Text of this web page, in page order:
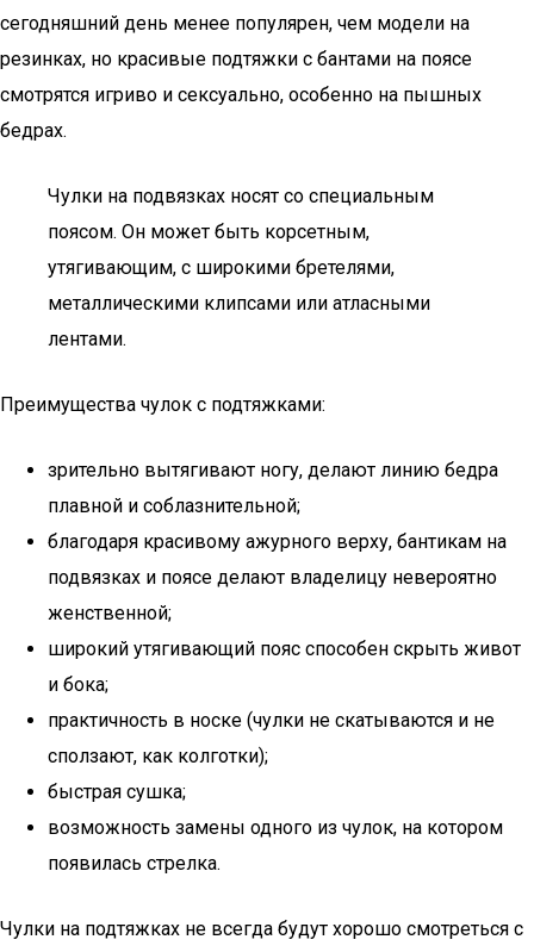
сегодняшний день менее популярен, чем модели на
резинках, но красивые подтяжки с бантами на поясе
смотрятся игриво и сексуально, особенно на пышных
бедрах.
Чулки на подвязках носят со специальным
поясом. Он может быть корсетным,
утягивающим, с широкими бретелями,
металлическими клипсами или атласными
лентами.
Преимущества чулок с подтяжками:
зрительно вытягивают ногу, делают линию бедра
плавной и соблазнительной;
благодаря красивому ажурного верху, бантикам на
подвязках и поясе делают владелицу невероятно
женственной;
широкий утягивающий пояс способен скрыть живот
и бока;
практичность в носке (чулки не скатываются и не
сползают, как колготки);
быстрая сушка;
возможность замены одного из чулок, на котором
появилась стрелка.
Чулки на подтяжках не всегда будут хорошо смотреться с